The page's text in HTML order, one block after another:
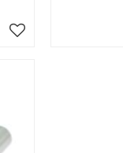
Lägg till i favoriter